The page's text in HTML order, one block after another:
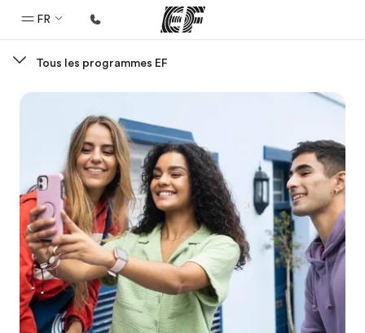
FR
Bienvenue chez EF
Programmes
Bureaux
Trouver un bureau
A propos de nous
Qui sommes-nous ?
EF recrute
Tous les programmes EF